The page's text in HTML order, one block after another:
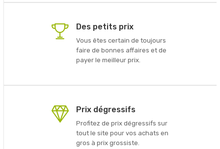
Des petits prix
Vous êtes certain de toujours
faire de bonnes affaires et de
payer le meilleur prix.
Prix dégressifs
Profitez de prix dégressifs sur
tout le site pour vos achats en
gros à prix grossiste.